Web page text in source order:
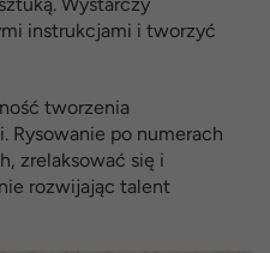
instrukcjami i tworzyć
tworzenia
Rysowanie po numerach
zrelaksować się i
rozwijając talent